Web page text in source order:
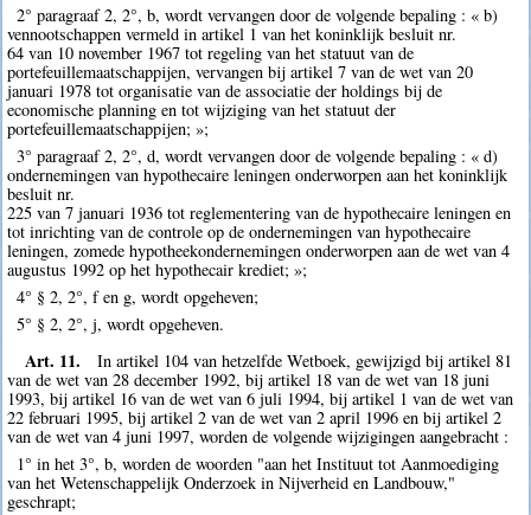
2° paragraaf 2, 2°, b, wordt vervangen door de volgende bepaling : « b)
vennootschappen vermeld in artikel 1 van het koninklijk besluit nr.
64 van 10 november 1967 tot regeling van het statuut van de
portefeuillemaatschappijen, vervangen bij artikel 7 van de wet van 20
januari 1978 tot organisatie van de associatie der holdings bij de
economische planning en tot wijziging van het statuut der
portefeuillemaatschappijen; »;
3° paragraaf 2, 2°, d, wordt vervangen door de volgende bepaling : « d)
ondernemingen van hypothecaire leningen onderworpen aan het koninklijk
besluit nr.
225 van 7 januari 1936 tot reglementering van de hypothecaire leningen en
tot inrichting van de controle op de ondernemingen van hypothecaire
leningen, zomede hypotheekondernemingen onderworpen aan de wet van 4
augustus 1992 op het hypothecair krediet; »;
4° § 2, 2°, f en g, wordt opgeheven;
5° § 2, 2°, j, wordt opgeheven.
Art. 11.
In artikel 104 van hetzelfde Wetboek, gewijzigd bij artikel 81
van de wet van 28 december 1992, bij artikel 18 van de wet van 18 juni
1993, bij artikel 16 van de wet van 6 juli 1994, bij artikel 1 van de wet van
22 februari 1995, bij artikel 2 van de wet van 2 april 1996 en bij artikel 2
van de wet van 4 juni 1997, worden de volgende wijzigingen aangebracht :
1° in het 3°, b, worden de woorden "aan het Instituut tot Aanmoediging
van het Wetenschappelijk Onderzoek in Nijverheid en Landbouw,"
geschrapt;